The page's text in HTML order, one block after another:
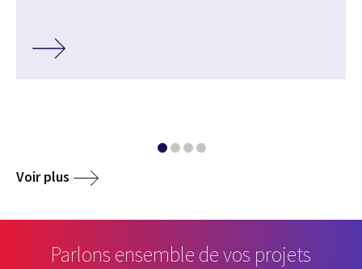
Voir plus
Parlons ensemble de vos projets